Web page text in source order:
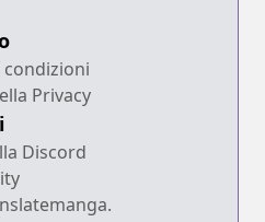
condizioni
Privacy
Discord